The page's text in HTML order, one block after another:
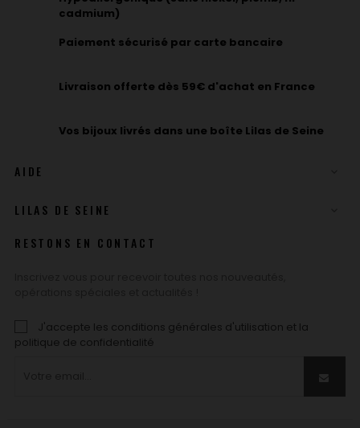
cadmium)
Paiement sécurisé par carte bancaire
Livraison offerte dès 59€ d'achat en France
Vos bijoux livrés dans une boîte Lilas de Seine
AIDE
LILAS DE SEINE
RESTONS EN CONTACT
J'accepte les conditions générales d'utilisation et la
politique de confidentialité